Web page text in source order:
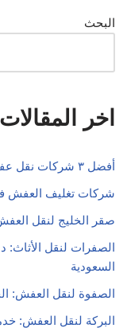
البحث
اخر المقالات
أفضل ٣ شركات نقل عفش في جدة لعام ٢٠٢٥ م
شركات تغليف العفش
صقر الخليج لنقل
الصفرات لنقل الأثاث:
السعودية
الصفوة لنقل العفش:
البركة لنقل العفش: